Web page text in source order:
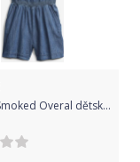
Strappy Smoked Overal dětský GAP | Modrá | Dívčí | XL